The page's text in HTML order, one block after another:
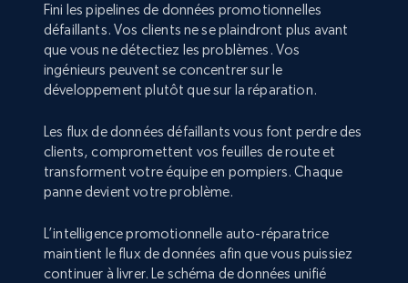
Fini les pipelines de données promotionnelles
défaillants. Vos clients ne se plaindront plus avant
que vous ne détectiez les problèmes. Vos
ingénieurs peuvent se concentrer sur le
développement plutôt que sur la réparation.
Les flux de données défaillants vous font perdre des
clients, compromettent vos feuilles de route et
transforment votre équipe en pompiers. Chaque
panne devient votre problème.
L’intelligence promotionnelle auto-réparatrice
maintient le flux de données afin que vous puissiez
continuer à livrer. Le schéma de données unifié